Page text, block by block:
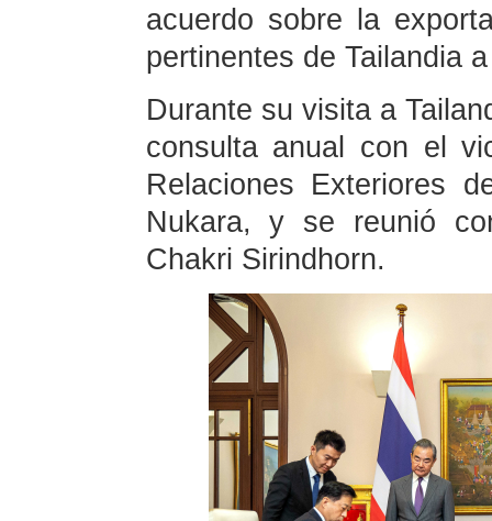
acuerdo sobre la
pertinentes de Tailandia
Durante su visita a
consulta anual con el
Relaciones Exteriores
Nukara, y se reunió
Chakri Sirindhorn.